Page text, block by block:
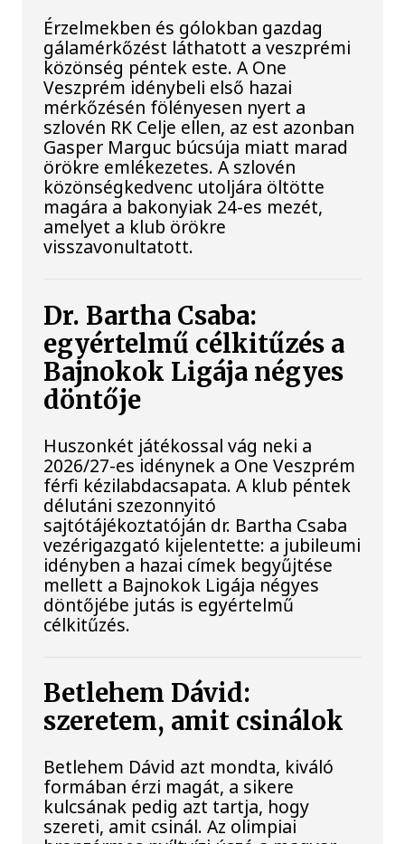
Érzelmekben és gólokban gazdag
gálamérkőzést láthatott a veszprémi
közönség péntek este. A One
Veszprém idénybeli első hazai
mérkőzésén fölényesen nyert a
szlovén RK Celje ellen, az est azonban
Gasper Marguc búcsúja miatt marad
örökre emlékezetes. A szlovén
közönségkedvenc utoljára öltötte
magára a bakonyiak 24-es mezét,
amelyet a klub örökre
visszavonultatott.
Dr. Bartha Csaba:
egyértelmű célkitűzés a
Bajnokok Ligája négyes
döntője
Huszonkét játékossal vág neki a
2026/27-es idénynek a One Veszprém
férfi kézilabdacsapata. A klub péntek
délutáni szezonnyitó
sajtótájékoztatóján dr. Bartha Csaba
vezérigazgató kijelentette: a jubileumi
idényben a hazai címek begyűjtése
mellett a Bajnokok Ligája négyes
döntőjébe jutás is egyértelmű
célkitűzés.
Betlehem Dávid:
szeretem, amit csinálok
Betlehem Dávid azt mondta, kiváló
formában érzi magát, a sikere
kulcsának pedig azt tartja, hogy
szereti, amit csinál. Az olimpiai